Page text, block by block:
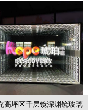
高坪区千层镜深渊镜玻璃